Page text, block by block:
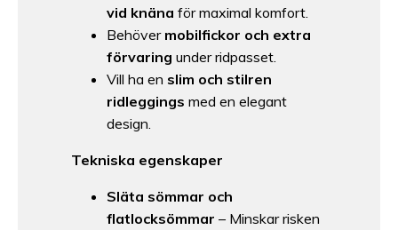
vid knäna för maximal komfort.
Behöver mobilfickor och extra
förvaring under ridpasset.
Vill ha en slim och stilren
ridleggings med en elegant
design.
Tekniska egenskaper
Släta sömmar och
flatlocksömmar – Minskar risken